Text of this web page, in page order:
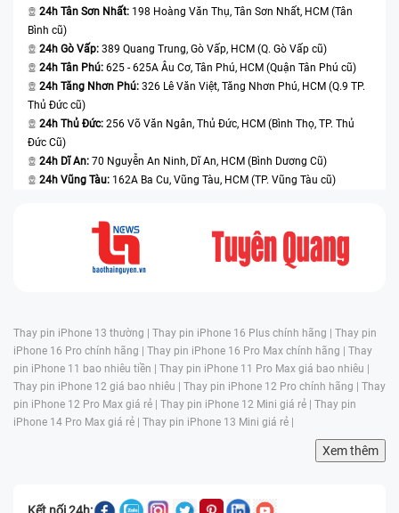
24h Tân Sơn Nhất: 198 Hoàng Văn Thụ, Tân Sơn Nhất, HCM (Tân
Bình cũ)
24h Gò Vấp: 389 Quang Trung, Gò Vấp, HCM (Q. Gò Vấp cũ)
24h Tân Phú: 625 - 625A Âu Cơ, Tân Phú, HCM (Quận Tân Phú cũ)
24h Tăng Nhơn Phú: 326 Lê Văn Việt, Tăng Nhơn Phú, HCM (Q.9 TP.
Thủ Đức cũ)
24h Thủ Đức: 256 Võ Văn Ngân, Thủ Đức, HCM (Bình Thọ, TP. Thủ
Đức Cũ)
24h Dĩ An: 70 Nguyễn An Ninh, Dĩ An, HCM (Bình Dương Cũ)
24h Vũng Tàu: 162A Ba Cu, Vũng Tàu, HCM (TP. Vũng Tàu cũ)
Thay pin iPhone 13 thường | Thay pin iPhone 16 Plus chính hãng | Thay pin
iPhone 16 Pro chính hãng | Thay pin iPhone 16 Pro Max chính hãng | Thay
pin iPhone 11 bao nhiêu tiền | Thay pin iPhone 11 Pro Max giá bao nhiêu |
Thay pin iPhone 12 giá bao nhiêu | Thay pin iPhone 12 Pro chính hãng | Thay
pin iPhone 12 Pro Max giá rẻ | Thay pin iPhone 12 Mini giá rẻ | Thay pin
iPhone 14 Pro Max giá rẻ | Thay pin iPhone 13 Mini giá rẻ |
Xem thêm